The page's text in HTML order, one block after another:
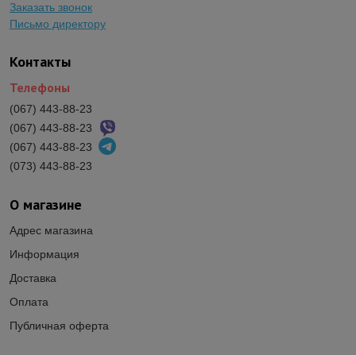
О магазине
Адрес магазина
Информация
Доставка
Оплата
Публичная оферта
Контакты
Телефоны
(067) 443-88-23
(067) 443-88-23
(067) 443-88-23
(073) 443-88-23
Заказать звонок
Письмо директору